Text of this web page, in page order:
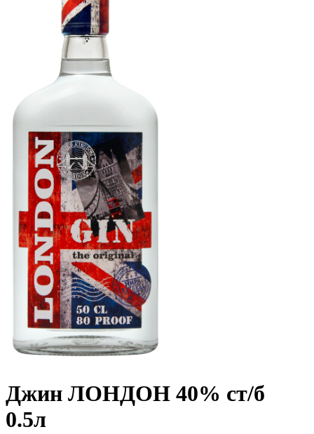
Джин ЛОНДОН 40% ст/б
0.5л